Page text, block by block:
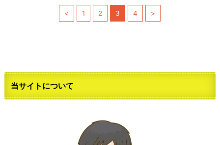
< 1 2 3 4 >
当サイトについて